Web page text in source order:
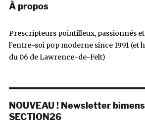
À propos
Prescripteurs pointilleux, passionnés
l’entre-soi pop moderne since 1991 (et
du 06 de Lawrence-de-Felt)
NOUVEAU ! Newsletter
SECTION26